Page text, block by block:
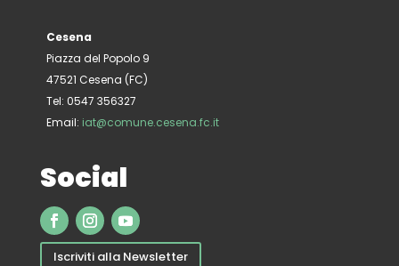
Cesena
Piazza del Popolo 9
47521 Cesena (FC)
Tel: 0547 356327
Email: iat@comune.cesena.fc.it
Social
Iscriviti alla Newsletter